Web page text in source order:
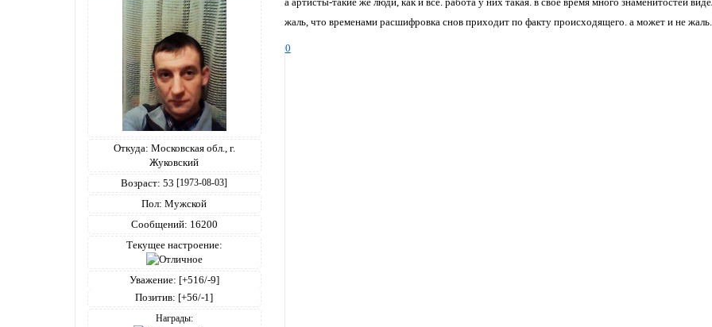
Откуда: Московская обл., г.
Жуковский
Возраст: 53[1973-08-03]
Пол: Мужской
Сообщений: 16200
Текущее настроение:
Уважение: [+516/-9]
Позитив: [+56/-1]
Награды:
жаль, что временами расшифровка снов приходит по факту происходящего. а может и не
0